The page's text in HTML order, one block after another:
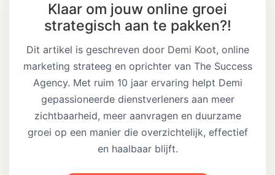
Klaar om jouw online groei
strategisch aan te pakken?!
Dit artikel is geschreven door Demi Koot, online
marketing strateeg en oprichter van The Success
Agency. Met ruim 10 jaar ervaring helpt Demi
gepassioneerde dienstverleners aan meer
zichtbaarheid, meer aanvragen en duurzame
groei op een manier die overzichtelijk, effectief
en haalbaar blijft.